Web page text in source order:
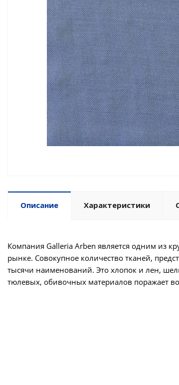
Описание Характеристики
Компания Galleria Arben является одним из
рынке. Совокупное количество тканей,
тысячи наименований. Это хлопок и лен,
тюлевых, обивочных материалов поражает